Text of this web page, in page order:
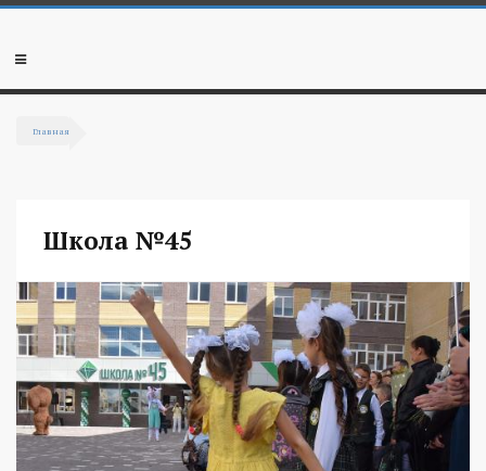
Перейти к основному содержанию
Мобильное
Главная
Школа №45